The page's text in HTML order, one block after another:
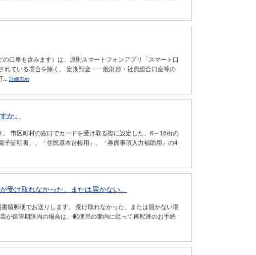
口座も含みます）は、原則スマートフォンアプリ「スマート口
ている場合を除く。 定期預金・一般財形・社員総合口座等の
... 詳細表示
か。
市区町村の窓口でカードを受け取る際に設定した、6～16桁の
証明書」、「住民基本台帳用」、「券面事項入力補助用」の4
受け取れなかった、または届かない。
留郵便でお送りします。 受け取れなかった、または届かない場
が保管期限内の場合は、郵便局の案内に従って再配達のお手続